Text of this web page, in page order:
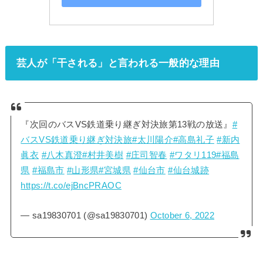
芸人が「干される」と言われる一般的な理由
『次回のバスVS鉄道乗り継ぎ対決旅第13戦の放送』 #
バスVS鉄道乗り継ぎ対決旅#太川陽介#高島礼子 #新内
眞衣 #八木真澄#村井美樹 #庄司智春 #ワタリ119#福島
県 #福島市 #山形県#宮城県 #仙台市 #仙台城跡
https://t.co/ejBncPRAOC
— sa19830701 (@sa19830701) October 6, 2022